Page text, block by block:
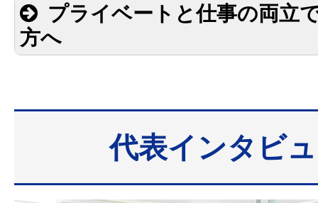
プライベートと仕事の両立
方へ
代表インタビ